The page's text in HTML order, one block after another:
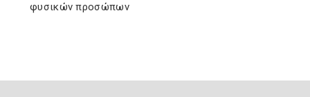
φυσικών προσώπων